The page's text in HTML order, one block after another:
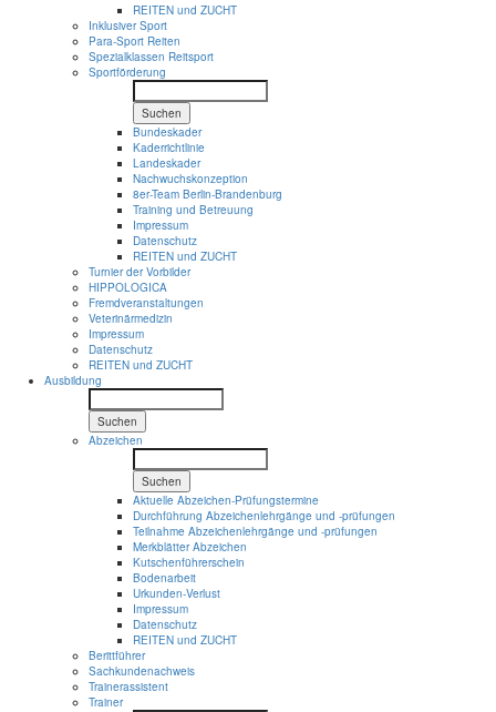
REITEN und ZUCHT
Inklusiver Sport
Para-Sport Reiten
Spezialklassen Reitsport
Sportförderung
Suchen
Bundeskader
Kaderrichtlinie
Landeskader
Nachwuchskonzeption
8er-Team Berlin-Brandenburg
Training und Betreuung
Impressum
Datenschutz
REITEN und ZUCHT
Turnier der Vorbilder
HIPPOLOGICA
Fremdveranstaltungen
Veterinärmedizin
Impressum
Datenschutz
REITEN und ZUCHT
Ausbildung
Suchen
Abzeichen
Suchen
Aktuelle Abzeichen-Prüfungstermine
Durchführung Abzeichenlehrgänge und -prüfungen
Teilnahme Abzeichenlehrgänge und -prüfungen
Merkblätter Abzeichen
Kutschenführerschein
Bodenarbeit
Urkunden-Verlust
Impressum
Datenschutz
REITEN und ZUCHT
Berittführer
Sachkundenachweis
Trainerassistent
Trainer